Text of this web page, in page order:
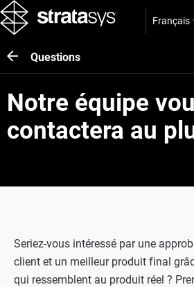
Français
Questions
Notre équipe
contactera au
Seriez-vous intéressé par une
client et un meilleur produit final
qui ressemblent au produit réel ?